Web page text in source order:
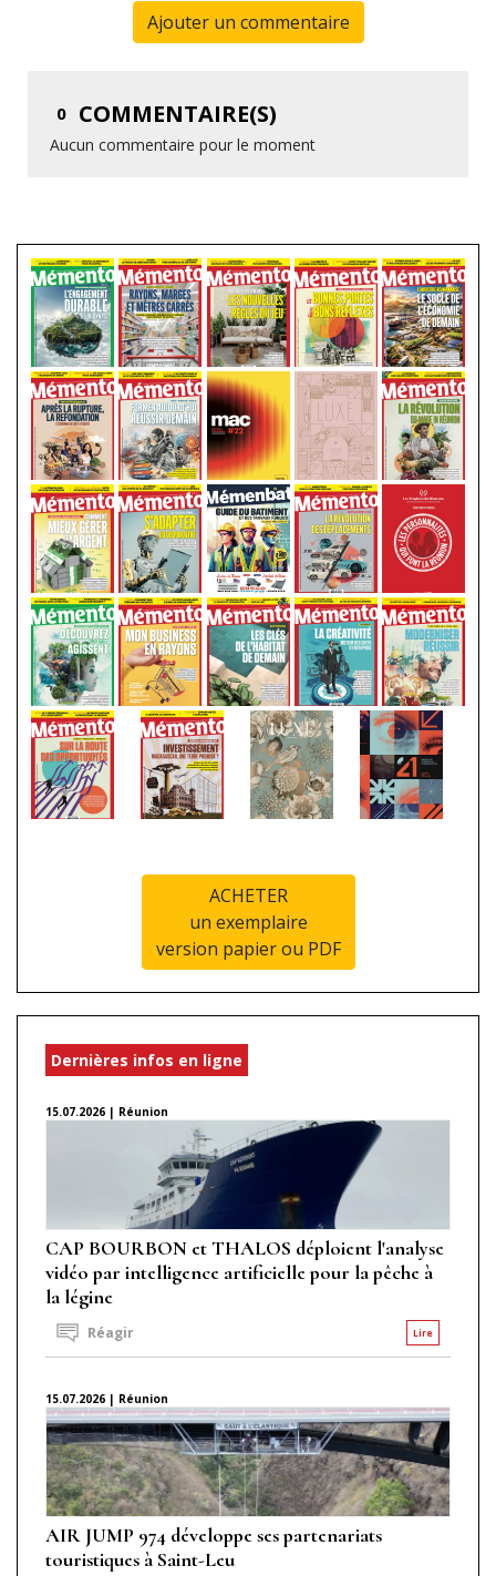
Ajouter un commentaire
0 COMMENTAIRE(S)
Aucun commentaire pour le moment
ACHETER
un exemplaire
version papier ou PDF
Dernières infos en ligne
15.07.2026 | Réunion
CAP BOURBON et THALOS déploient l'analyse
vidéo par intelligence artificielle pour la pêche à
la légine
Lire
Réagir
15.07.2026 | Réunion
AIR JUMP 974 développe ses partenariats
touristiques à Saint-Leu